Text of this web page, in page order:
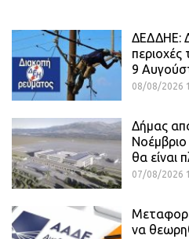
ΔΕΔΔΗΕ:
περιοχές
9
08/08/2026
Δήμας
θα είναι
07/08/2026
να